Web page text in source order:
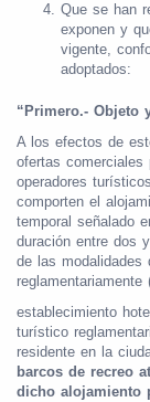
Que se han
exponen y
vigente,
adoptados:
“Primero.- Objeto
A los efectos de
ofertas
operadores
comporten el
temporal señalado
duración entre dos
de las modalidades
reglamentariamente
establecimiento
turístico
residente en la
barcos de recreo
dicho alojamiento